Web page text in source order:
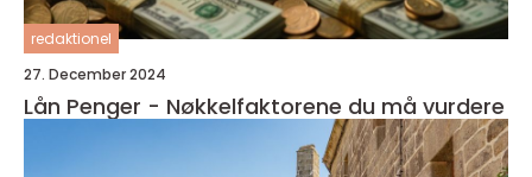
redaktionel
27. December 2024
Lån Penger - Nøkkelfaktorene du må vurdere